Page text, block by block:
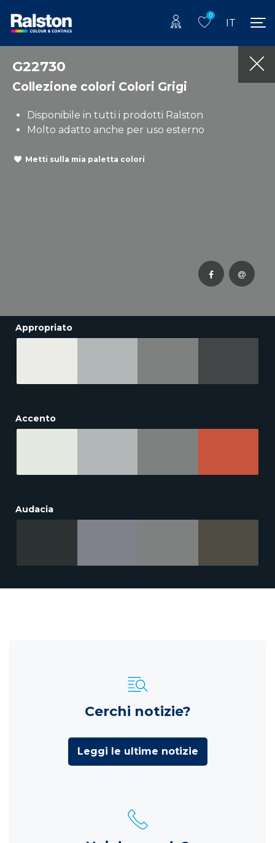
0
IT
G22730
Collezione colori Colori Grigi
Disponibile in tutti i prodotti Ralston
Molto adatto anche per uso esterno
Metti sulla mia paletta colori
Appropriato
Accento
Audacia
Cerchi notizie?
Leggi le ultime notizie